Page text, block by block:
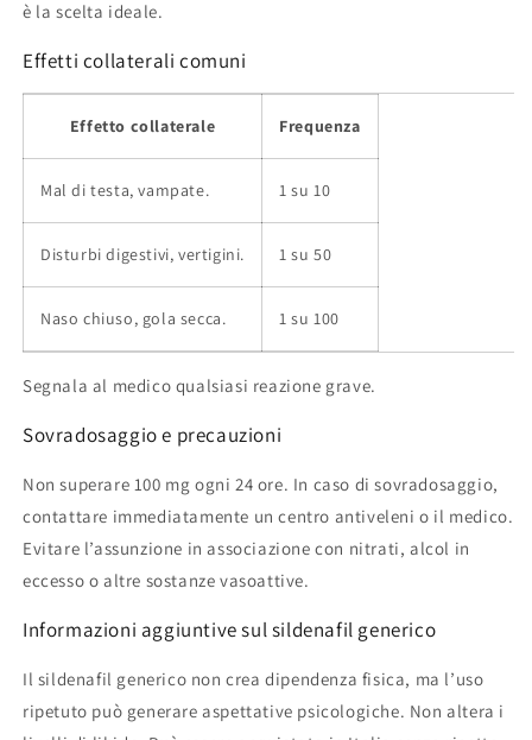
è la scelta ideale.
Effetti collaterali comuni
Effetto collaterale Frequenza
Mal di testa, vampate. 1 su 10
Disturbi digestivi, vertigini. 1 su 50
Naso chiuso, gola secca. 1 su 100
Segnala al medico qualsiasi reazione grave.
Sovradosaggio e precauzioni
Non superare 100 mg ogni 24 ore. In caso di sovradosaggio,
contattare immediatamente un centro antiveleni o il medico.
Evitare l’assunzione in associazione con nitrati, alcol in
eccesso o altre sostanze vasoattive.
Informazioni aggiuntive sul sildenafil generico
Il sildenafil generico non crea dipendenza fisica, ma l’uso
ripetuto può generare aspettative psicologiche. Non altera i